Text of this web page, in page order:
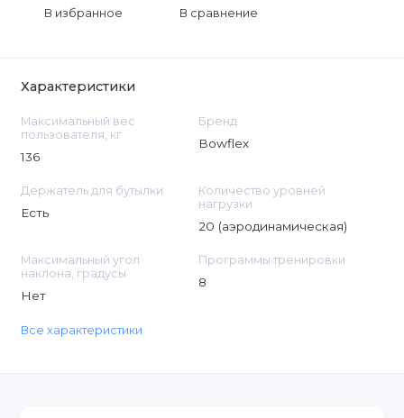
В избранное В сравнение
Характеристики
Максимальный вес
пользователя, кг
136
Бренд
Bowflex
Держатель для бутылки
Есть
Количество уровней
нагрузки
20 (аэродинамическая)
Максимальный угол
наклона, градусы
Нет
Программы тренировки
8
Все характеристики